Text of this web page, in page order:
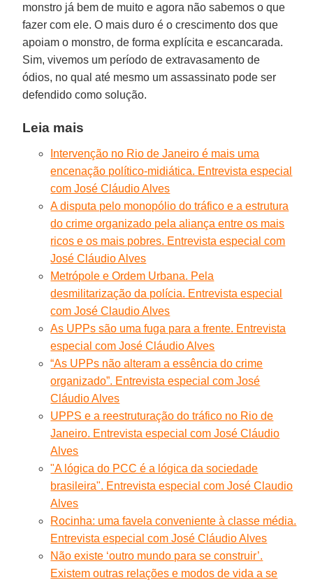
monstro já bem de muito e agora não sabemos o que
fazer com ele. O mais duro é o crescimento dos que
apoiam o monstro, de forma explícita e escancarada.
Sim, vivemos um período de extravasamento de
ódios, no qual até mesmo um assassinato pode ser
defendido como solução.
Leia mais
Intervenção no Rio de Janeiro é mais uma
encenação político-midiática. Entrevista especial
com José Cláudio Alves
A disputa pelo monopólio do tráfico e a estrutura
do crime organizado pela aliança entre os mais
ricos e os mais pobres. Entrevista especial com
José Cláudio Alves
Metrópole e Ordem Urbana. Pela
desmilitarização da polícia. Entrevista especial
com José Claudio Alves
As UPPs são uma fuga para a frente. Entrevista
especial com José Cláudio Alves
“As UPPs não alteram a essência do crime
organizado”. Entrevista especial com José
Cláudio Alves
UPPS e a reestruturação do tráfico no Rio de
Janeiro. Entrevista especial com José Cláudio
Alves
"A lógica do PCC é a lógica da sociedade
brasileira". Entrevista especial com José Claudio
Alves
Rocinha: uma favela conveniente à classe média.
Entrevista especial com José Cláudio Alves
Não existe ‘outro mundo para se construir’.
Existem outras relações e modos de vida a se